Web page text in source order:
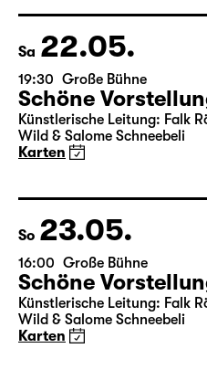
Wild & Salome Schneebeli
Karten
Sa 22.05.
19:30 Große Bühne
Schöne Vorstellung
Wild & Salome Schneebeli
Karten
So 23.05.
16:00 Große Bühne
Schöne Vorstellung